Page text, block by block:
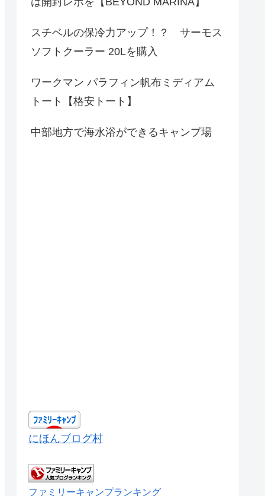
スチベルの保冷力アップ！？ サーモス
ソフトクーラー 20Lを購入
ワークマン パラフィン帆布ミディアム
トート【格安トート】
中部地方で海水浴ができるキャンプ場
にほんブログ村
ファミリーキャンプランキング